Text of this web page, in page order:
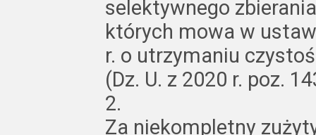
selektywnego
których mowa w
r. o utrzymaniu
(Dz. U. z 2020 r. poz.
2.
Za niekompletny